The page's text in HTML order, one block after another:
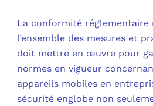
La conformité réglementaire
l’ensemble des mesures et
doit mettre en œuvre pour
normes en vigueur
appareils mobiles en
sécurité englobe non